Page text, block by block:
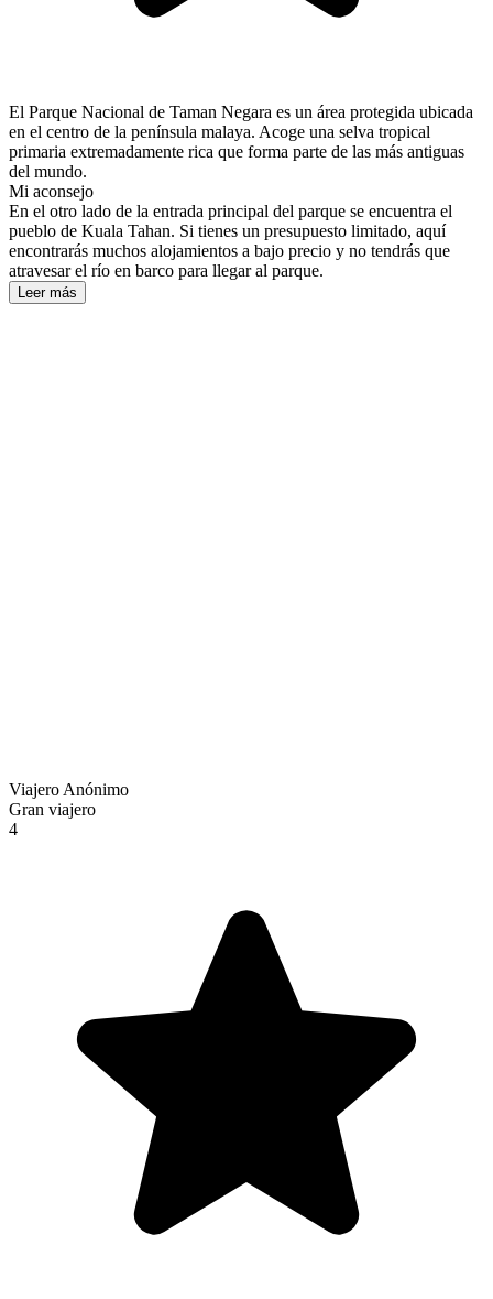
El Parque Nacional de Taman Negara es un área protegida ubicada
en el centro de la península malaya. Acoge una selva tropical
primaria extremadamente rica que forma parte de las más antiguas
del mundo.
Mi aconsejo
En el otro lado de la entrada principal del parque se encuentra el
pueblo de Kuala Tahan. Si tienes un presupuesto limitado, aquí
encontrarás muchos alojamientos a bajo precio y no tendrás que
atravesar el río en barco para llegar al parque.
Leer más
Viajero Anónimo
Gran viajero
4